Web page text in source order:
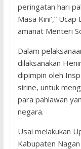
peringatan hari
Masa Kini’,”
amanat Menteri
Dalam
dilaksanakan
dipimpin oleh
sirine, untuk
para pahlawan
negara.
Usai melakukan
Kabupaten